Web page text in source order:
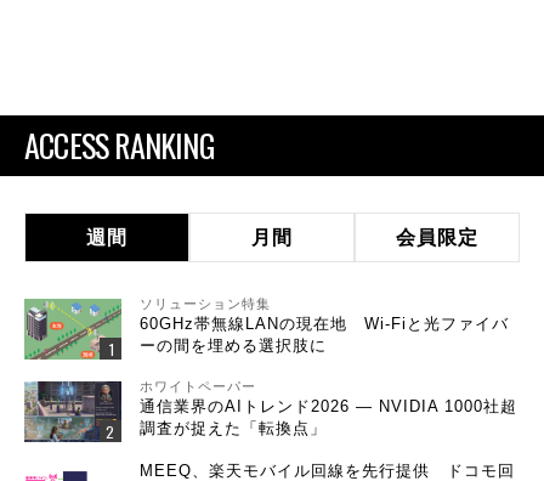
ACCESS RANKING
週間 月間 会員限定
ソリューション特集
60GHz帯無線LANの現在地 Wi-Fiと光ファイバ
ーの間を埋める選択肢に
ホワイトペーパー
通信業界のAIトレンド2026 ― NVIDIA 1000社超
調査が捉えた「転換点」
MEEQ、楽天モバイル回線を先行提供 ドコモ回